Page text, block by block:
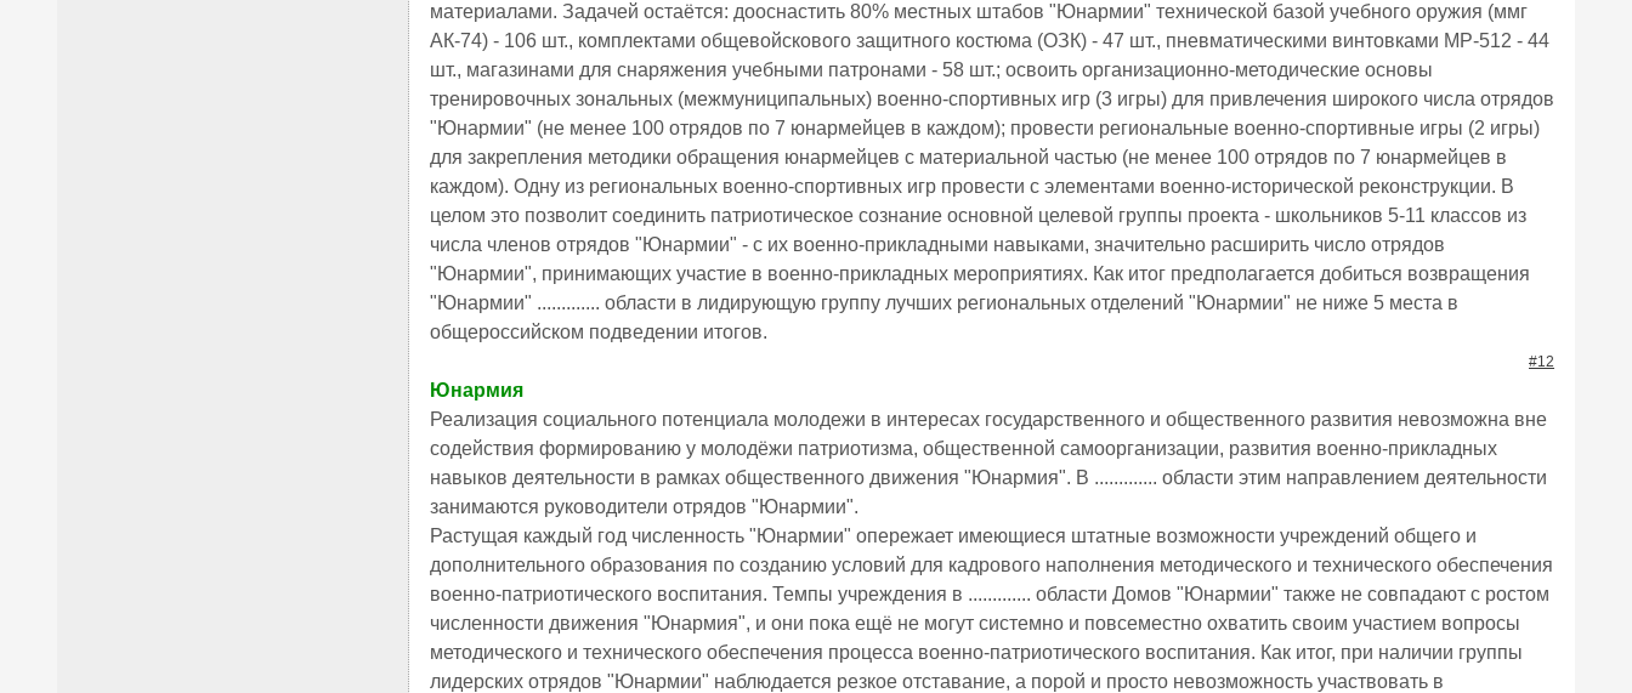
материалами. Задачей остаётся: дооснастить 80% местных штабов "Юнармии" технической базой учебного оружия (ммг
АК-74) - 106 шт., комплектами общевойскового защитного костюма (ОЗК) - 47 шт., пневматическими винтовками МР-512 - 44
шт., магазинами для снаряжения учебными патронами - 58 шт.; освоить организационно-методические основы
тренировочных зональных (межмуниципальных) военно-спортивных игр (3 игры) для привлечения широкого числа отрядов
"Юнармии" (не менее 100 отрядов по 7 юнармейцев в каждом); провести региональные военно-спортивные игры (2 игры)
для закрепления методики обращения юнармейцев с материальной частью (не менее 100 отрядов по 7 юнармейцев в
каждом). Одну из региональных военно-спортивных игр провести с элементами военно-исторической реконструкции. В
целом это позволит соединить патриотическое сознание основной целевой группы проекта - школьников 5-11 классов из
числа членов отрядов "Юнармии" - с их военно-прикладными навыками, значительно расширить число отрядов
"Юнармии", принимающих участие в военно-прикладных мероприятиях. Как итог предполагается добиться возвращения
"Юнармии" ............. области в лидирующую группу лучших региональных отделений "Юнармии" не ниже 5 места в
общероссийском подведении итогов.
#12
Юнармия
Реализация социального потенциала молодежи в интересах государственного и общественного развития невозможна вне
содействия формированию у молодёжи патриотизма, общественной самоорганизации, развития военно-прикладных
навыков деятельности в рамках общественного движения "Юнармия". В ............. области этим направлением деятельности
занимаются руководители отрядов "Юнармии".
Растущая каждый год численность "Юнармии" опережает имеющиеся штатные возможности учреждений общего и
дополнительного образования по созданию условий для кадрового наполнения методического и технического обеспечения
военно-патриотического воспитания. Темпы учреждения в ............. области Домов "Юнармии" также не совпадают с ростом
численности движения "Юнармия", и они пока ещё не могут системно и повсеместно охватить своим участием вопросы
методического и технического обеспечения процесса военно-патриотического воспитания. Как итог, при наличии группы
лидерских отрядов "Юнармии" наблюдается резкое отставание, а порой и просто невозможность участвовать в